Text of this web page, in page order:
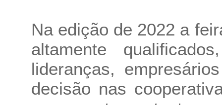
Na edição de 2022 a
altamente
lideranças,
decisão nas